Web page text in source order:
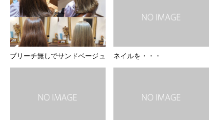
ブリーチ無しでサンドベージュ ネイルを・・・